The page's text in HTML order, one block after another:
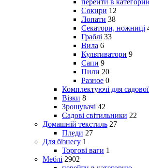
перейти в
Сокири 12
Лопати 38
Секатори, ножниці
Граблі 33
Вила 6
Культиватори 9
Сапи 9
Пили 20
Разное 0
Комплектуючі для
Візки 8
Зрошувачі 42
Садові світильники 22
Домашній текстиль 27
Пледи 27
Для бізнесу 1
Торгові ваги 1
Меблі 2902